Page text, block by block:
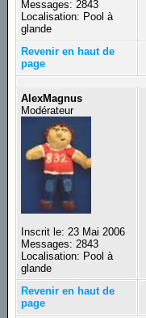
Messages: 2843
Localisation: Pool à
glande
Revenir en haut de
page
AlexMagnus
Modérateur
Inscrit le: 23 Mai 2006
Messages: 2843
Localisation: Pool à
glande
Revenir en haut de
page